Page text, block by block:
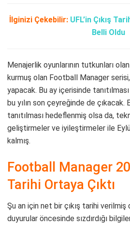
İlginizi Çekebilir: UFL’in Çıkış
Belli Oldu
Menajerlik oyunlarının tutkunları
kurmuş olan Football Manager
yapacak. Bu ay içerisinde
bu yılın son çeyreğinde de çıkacak.
tanıtılması hedeflenmiş olsa da,
geliştirmeler ve iyileştirmeler ile Eylül
kalmış.
Football Manager
Tarihi Ortaya Çıktı
Şu an için net bir çıkış tarihi verilmiş
duyurular öncesinde sızdırdığı